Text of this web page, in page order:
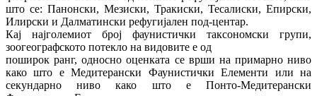
што се: Панонски, Мезиски, Тракиски, Тесалиски, Епирски,
Илирски и Далматински рефугијален под‐центар.
Кај најголемиот број фаунистички таксономски групи,
зоогеографското потекло на видовите е од
поширок ранг, односно оценката се врши на примарно ниво
како што е Медитерански Фаунистички Елементи или на
секундарно ниво како што е Понто‐Медитерански